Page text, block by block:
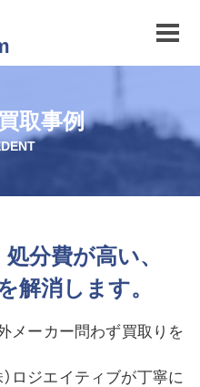
取事例
分費が高い、
解消します。
メーカー問わず買取りを
ロジエイティブが丁寧に